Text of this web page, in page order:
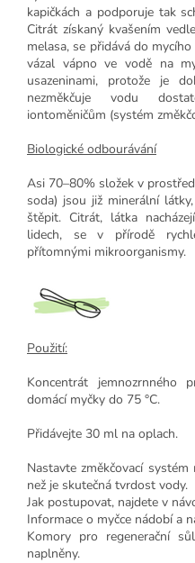
kapičkách a podporuje tak
Citrát získaný kvašením
melasa, se přidává do
vázal vápno ve vodě na
usazeninami, protože je
nezměkčuje vodu
iontoměničům (systém
Biologické odbourávání
Asi 70–80% složek v
soda) jsou již minerální
štěpit. Citrát, látka
lidech, se v přírodě
přítomnými mikroorganismy.
Použití:
Koncentrát jemnozrnného
domácí myčky do 75 °C.
Přidávejte 30 ml na oplach.
Nastavte změkčovací
než je skutečná tvrdost vody.
Jak postupovat, najdete v
Informace o myčce nádobí a
Komory pro regenerační
naplněny.